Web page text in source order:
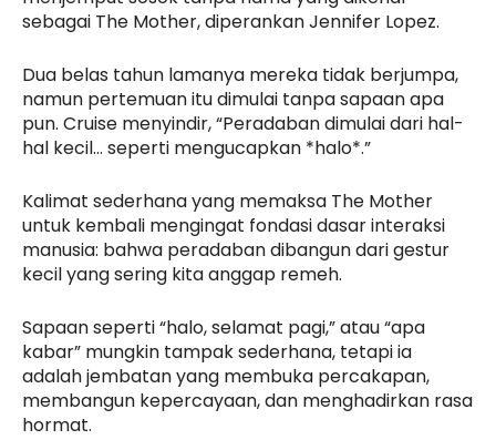
sebagai The Mother, diperankan Jennifer Lopez.
Dua belas tahun lamanya mereka tidak berjumpa,
namun pertemuan itu dimulai tanpa sapaan apa
pun. Cruise menyindir, “Peradaban dimulai dari hal-
hal kecil… seperti mengucapkan *halo*.”
Kalimat sederhana yang memaksa The Mother
untuk kembali mengingat fondasi dasar interaksi
manusia: bahwa peradaban dibangun dari gestur
kecil yang sering kita anggap remeh.
Sapaan seperti “halo, selamat pagi,” atau “apa
kabar” mungkin tampak sederhana, tetapi ia
adalah jembatan yang membuka percakapan,
membangun kepercayaan, dan menghadirkan rasa
hormat.